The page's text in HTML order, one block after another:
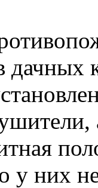
дачных
у них